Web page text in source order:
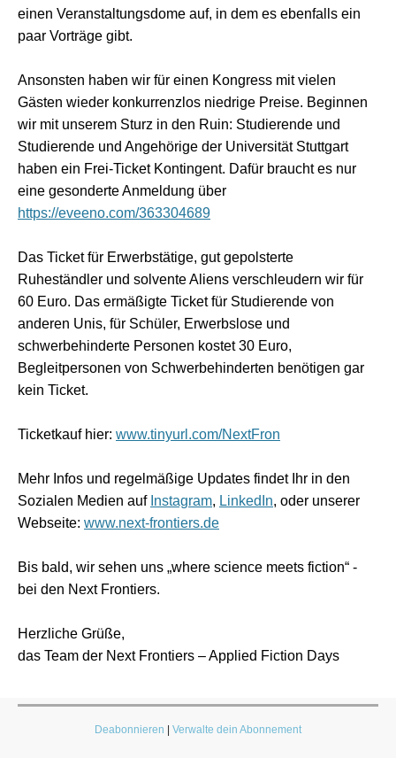
einen Veranstaltungsdome auf, in dem es ebenfalls ein
paar Vorträge gibt.
Ansonsten haben wir für einen Kongress mit vielen
Gästen wieder konkurrenzlos niedrige Preise. Beginnen
wir mit unserem Sturz in den Ruin: Studierende und
Studierende und Angehörige der Universität Stuttgart
haben ein Frei-Ticket Kontingent. Dafür braucht es nur
eine gesonderte Anmeldung über
https://eveeno.com/363304689
Das Ticket für Erwerbstätige, gut gepolsterte
Ruheständler und solvente Aliens verschleudern wir für
60 Euro. Das ermäßigte Ticket für Studierende von
anderen Unis, für Schüler, Erwerbslose und
schwerbehinderte Personen kostet 30 Euro,
Begleitpersonen von Schwerbehinderten benötigen gar
kein Ticket.
Ticketkauf hier: www.tinyurl.com/NextFron
Mehr Infos und regelmäßige Updates findet Ihr in den
Sozialen Medien auf Instagram, LinkedIn, oder unserer
Webseite: www.next-frontiers.de
Bis bald, wir sehen uns „where science meets fiction“ -
bei den Next Frontiers.
Herzliche Grüße,
das Team der Next Frontiers – Applied Fiction Days
Deabonnieren Verwalte dein Abonnement